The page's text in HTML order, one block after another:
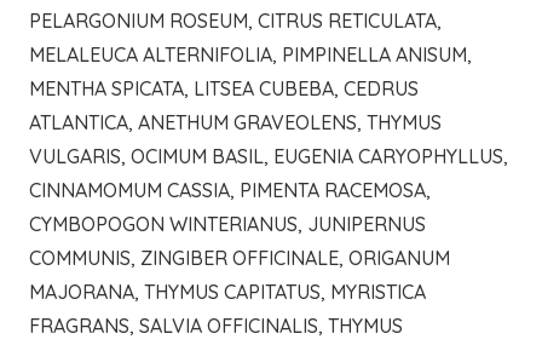
PELARGONIUM ROSEUM, CITRUS RETICULATA,
MELALEUCA ALTERNIFOLIA, PIMPINELLA ANISUM,
MENTHA SPICATA, LITSEA CUBEBA, CEDRUS
ATLANTICA, ANETHUM GRAVEOLENS, THYMUS
VULGARIS, OCIMUM BASIL, EUGENIA CARYOPHYLLUS,
CINNAMOMUM CASSIA, PIMENTA RACEMOSA,
CYMBOPOGON WINTERIANUS, JUNIPERNUS
COMMUNIS, ZINGIBER OFFICINALE, ORIGANUM
MAJORANA, THYMUS CAPITATUS, MYRISTICA
FRAGRANS, SALVIA OFFICINALIS, THYMUS